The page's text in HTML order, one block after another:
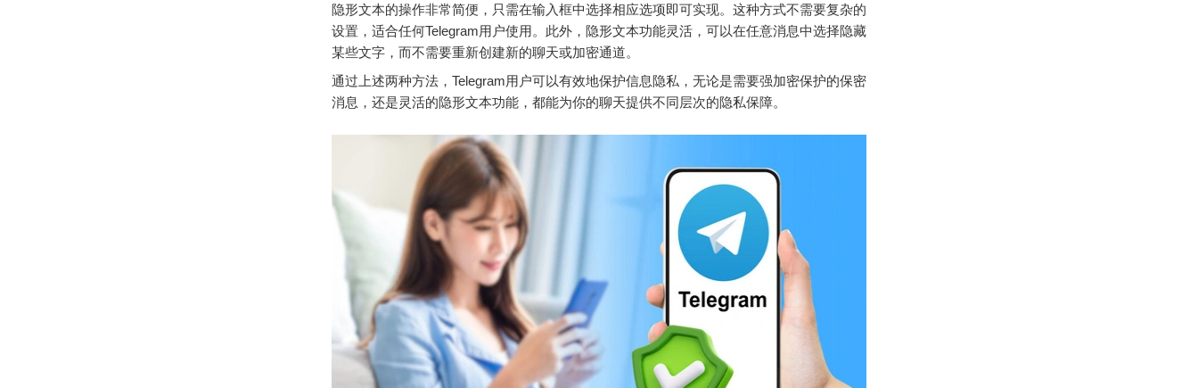
隐形文本的操作非常简便，只需在输入框中选择相应选项即可实现。这种方式不需要复杂的
设置，适合任何Telegram用户使用。此外，隐形文本功能灵活，可以在任意消息中选择隐藏
某些文字，而不需要重新创建新的聊天或加密通道。
通过上述两种方法，Telegram用户可以有效地保护信息隐私，无论是需要强加密保护的保密
消息，还是灵活的隐形文本功能，都能为你的聊天提供不同层次的隐私保障。